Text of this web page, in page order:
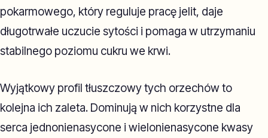
pokarmowego, który reguluje pracę jelit, daje
długotrwałe uczucie sytości i pomaga w utrzymaniu
stabilnego poziomu cukru we krwi.
Wyjątkowy profil tłuszczowy tych orzechów to
kolejna ich zaleta. Dominują w nich korzystne dla
serca jednonienasycone i wielonienasycone kwasy